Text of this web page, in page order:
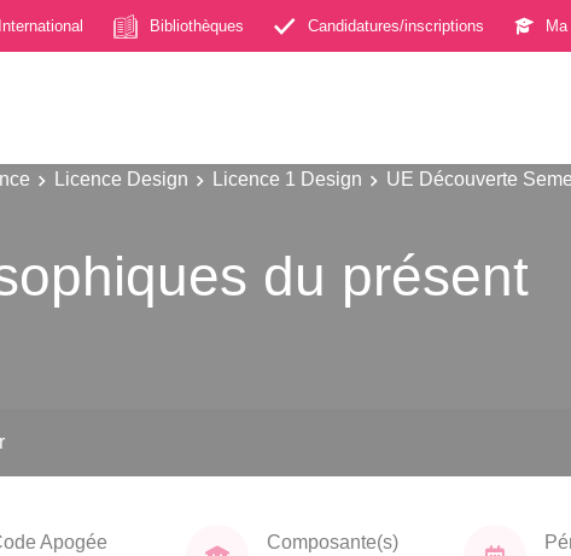
International Bibliothèques Candidatures/inscriptions Ma
Licence Design Licence 1 Design UE Découverte
du présent
Apogée Composante(s)